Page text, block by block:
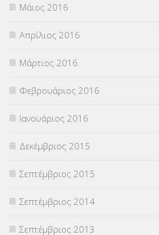
Μάιος 2016
Απρίλιος 2016
Μάρτιος 2016
Φεβρουάριος 2016
Ιανουάριος 2016
Δεκέμβριος 2015
Σεπτέμβριος 2015
Σεπτέμβριος 2014
Σεπτέμβριος 2013